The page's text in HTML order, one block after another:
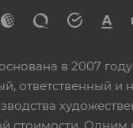
в 2007
ответственный